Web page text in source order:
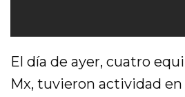
El día de ayer, cuatro
Mx, tuvieron actividad en